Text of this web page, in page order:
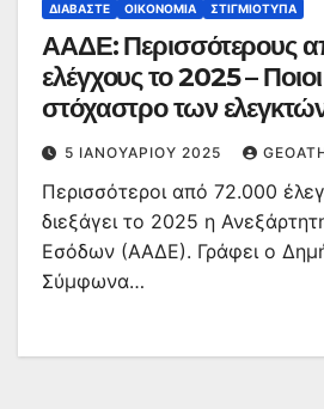
ΔΙΑΒΆΣΤΕ ΟΙΚΟΝΟΜΊΑ ΣΤΙΓΜΙΌΤΥΠΑ
ΑΑΔΕ: Περισσότερους
ελέγχους το 2025 –
στόχαστρο των
5 ΙΑΝΟΥΑΡΊΟΥ 2025
Περισσότεροι από 72.000
διεξάγει το 2025 η
Εσόδων (ΑΑΔΕ). Γράφει ο
Σύμφωνα…